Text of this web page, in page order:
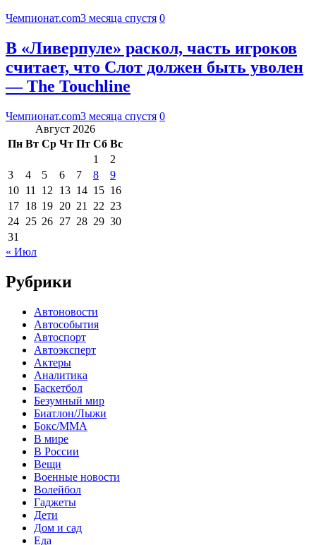
Чемпионат.com3 месяца спустя 0
В «Ливерпуле» раскол, часть игроков
считает, что Слот должен быть уволен
— The Touchline
Чемпионат.com3 месяца спустя 0
Август 2026
Пн Вт Ср Чт Пт Сб Вс
1
2
3
4 5 6 7 8
9
10 11 12 13 14 15 16
17 18 19 20 21 22 23
24 25 26 27 28 29 30
31
« Июл
Рубрики
Автоновости
Автособытия
Автоспорт
Автоэксперт
Актеры
Аналитика
Баскетбол
Безумный мир
Биатлон/Лыжи
Бокс/MMA
В мире
В России
Вещи
Военные новости
Волейбол
Гаджеты
Дети
Дом и сад
Еда